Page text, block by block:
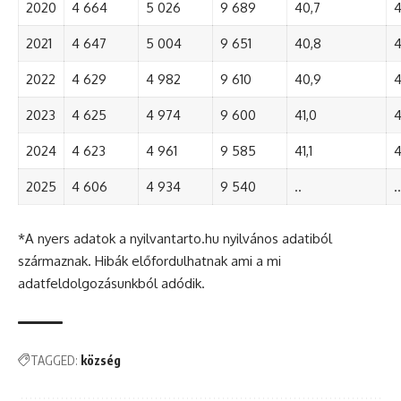
2020 4 664 5 026 9 689 40,7
2021 4 647 5 004 9 651 40,8
2022 4 629 4 982 9 610 40,9
2023 4 625 4 974 9 600 41,0
2024 4 623 4 961 9 585 41,1
2025 4 606 4 934 9 540 .. ..
*A nyers adatok a nyilvantarto.hu nyilvános adatiból
származnak. Hibák előfordulhatnak ami a mi
adatfeldolgozásunkból adódik.
TAGGED: község